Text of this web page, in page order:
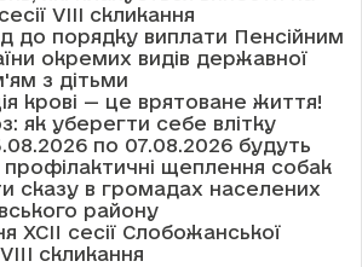
VІІІ скликання
до порядку виплати Пенсійним
окремих видів державної
з дітьми
крові — це врятоване життя!
як уберегти себе влітку
по 07.08.2026 будуть
щеплення собак
сказу в громадах населених
району
XCII сесії Слобожанської
скликання